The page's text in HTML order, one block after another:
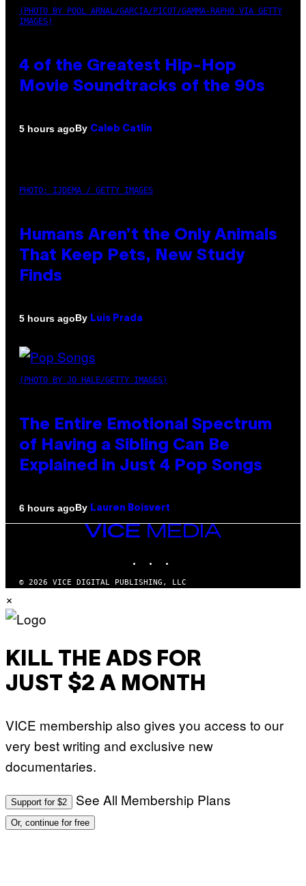
(PHOTO BY POOL ARNAL/GARCIA/PICOT/GAMMA-RAPHO VIA GETTY
IMAGES)
4 of the Greatest Hip-Hop
Movie Soundtracks of the 90s
5 hours agoBy Caleb Catlin
PHOTO: IJDEMA / GETTY IMAGES
Humans Aren’t the Only Animals
That Keep Pets, New Study
Finds
5 hours agoBy Luis Prada
(PHOTO BY JO HALE/GETTY IMAGES)
The Entire Emotional Spectrum
of Having a Sibling Can Be
Explained in Just 4 Pop Songs
6 hours agoBy Lauren Boisvert
VICE
© 2026 VICE DIGITAL PUBLISHING, LLC
×
KILL THE ADS FOR
JUST $2 A MONTH
VICE membership also gives you access to our
very best writing and exclusive new
documentaries.
Support for $2 See All Membership Plans
Or, continue for free